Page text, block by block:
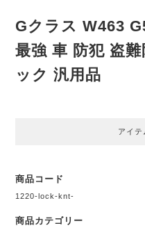
Gクラス W463
最強 車 防犯 盗
ック 汎用品
アイテ
商品コード
1220-lock-knt-
商品カテゴリー